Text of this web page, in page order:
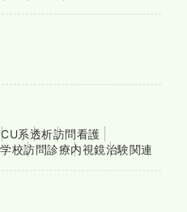
系透析訪問看護
校訪問診療内視鏡治験関連